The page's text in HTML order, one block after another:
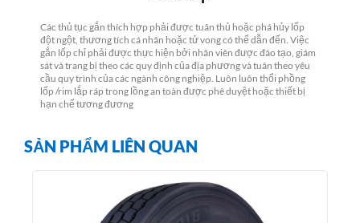
Các thủ tục gắn thích hợp phải được tuân thủ hoặc phá hủy lốp
đột ngột, thương tích cá nhân hoặc tử vong có thể dẫn đến. Việc
gắn lốp chỉ phải được thực hiện bởi nhân viên được đào tạo, giám
sát và trang bị theo các quy định của địa phương và tuân theo yêu
cầu quy trình của các ngành công nghiệp. Luôn luôn thổi phồng
lốp /rim lắp ráp trong lồng an toàn được phê duyệt hoặc thiết bị
hạn chế tương đương
SẢN PHẨM LIÊN QUAN